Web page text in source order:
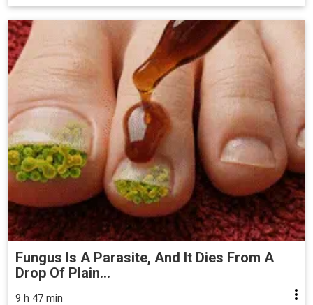
Fungus Is A Parasite, And It Dies From A
Drop Of Plain...
9 h 47 min